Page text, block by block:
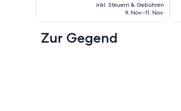
beträgt
309 €
inkl. Steuern & Gebühren
9. Nov.–11. Nov.
Zur Gegend